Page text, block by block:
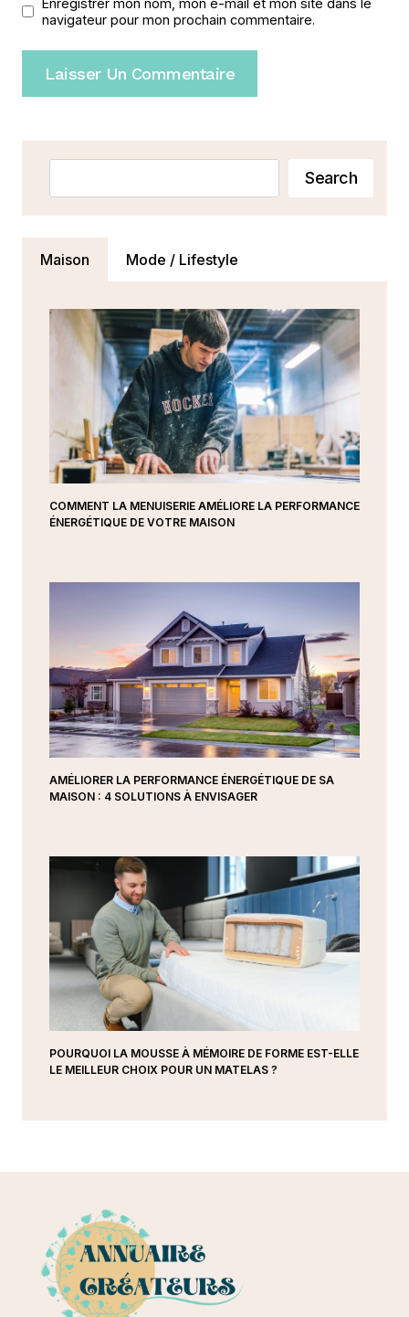
navigateur pour mon prochain commentaire.
Search
Maison Mode / Lifestyle
COMMENT LA MENUISERIE AMÉLIORE LA PERFORMANCE
ÉNERGÉTIQUE DE VOTRE MAISON
AMÉLIORER LA PERFORMANCE ÉNERGÉTIQUE DE SA
MAISON : 4 SOLUTIONS À ENVISAGER
POURQUOI LA MOUSSE À MÉMOIRE DE FORME EST-ELLE
LE MEILLEUR CHOIX POUR UN MATELAS ?